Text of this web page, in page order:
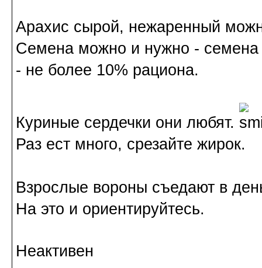
Арахис сырой, нежаренный
Семена можно и нужно - семена
- не более 10% рациона.
Куриные сердечки они любят.
Раз ест много, срезайте жирок.
Взрослые вороны съедают в
На это и ориентируйтесь.
Неактивен